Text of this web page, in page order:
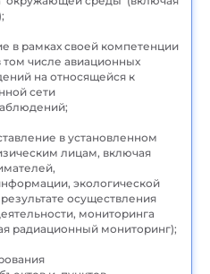
в рамках своей компетенции
том числе авиационных
на относящейся к
сети
в установленном
лицам, включая
экологической
осуществления
мониторинга
радиационный мониторинг);